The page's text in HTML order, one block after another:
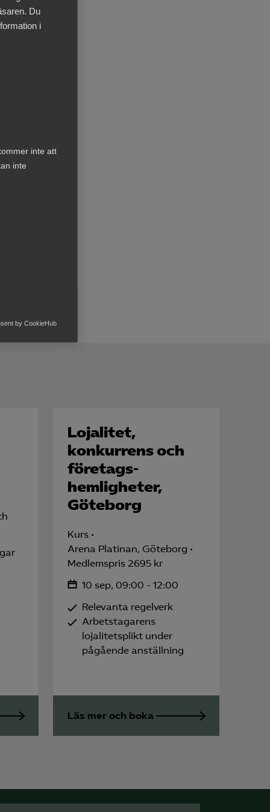
Lojalitet,
konkurrens och
företags-
hemligheter,
Göteborg
Kurs
Arena Platinan, Göteborg
Medlemspris 2695 kr
10 sep, 09:00 - 12:00
Relevanta regelverk
Arbetstagarens
lojalitetsplikt under
pågående anställning
Läs mer och boka
Du
i
inte att
inte
innebära
att kunna
by CookieHub